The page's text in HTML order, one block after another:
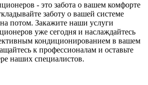
- это забота о вашем комфорте
заботу о вашей системе
потом. Закажите наши услуги
уже сегодня и наслаждайтесь
кондиционированием в вашем
к профессионалам и оставьте
наших специалистов.